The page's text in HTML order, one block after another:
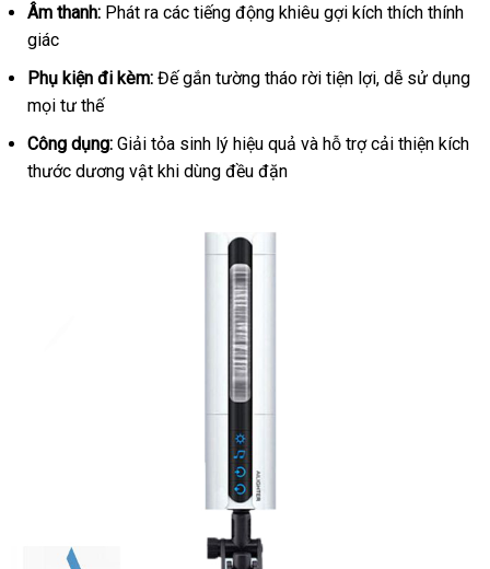
Âm thanh: Phát ra các tiếng động khiêu gợi kích thích thính
giác
Phụ kiện đi kèm: Đế gắn tường tháo rời tiện lợi, dễ sử dụng
mọi tư thế
Công dụng: Giải tỏa sinh lý hiệu quả và hỗ trợ cải thiện kích
thước dương vật khi dùng đều đặn